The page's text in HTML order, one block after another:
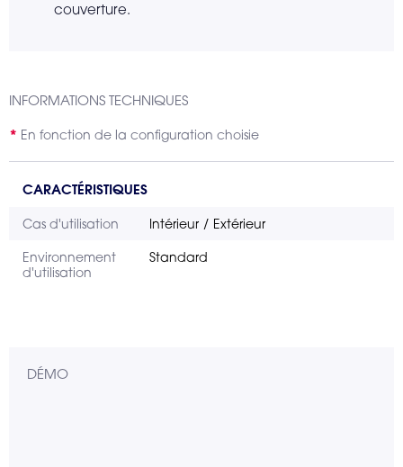
couverture.
INFORMATIONS TECHNIQUES
En fonction de la configuration choisie
CARACTÉRISTIQUES
Cas d'utilisation Intérieur Extérieur
Environnement
d'utilisation
Standard
DÉMO